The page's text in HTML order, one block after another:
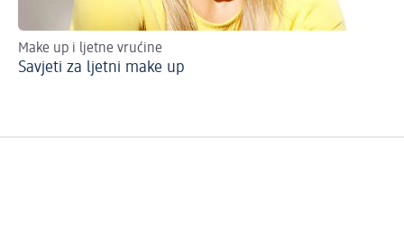
Make up i ljetne vrućine
Savjeti za ljetni make up